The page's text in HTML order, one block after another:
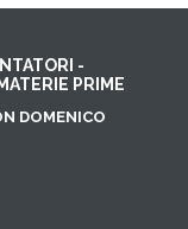
-
PRIME
DOMENICO